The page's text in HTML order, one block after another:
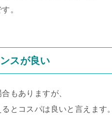
。
スが良い
もありますが、
るとコスパは良いと言えます。